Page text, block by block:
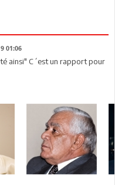
01:06
ainsi" C´est un rapport pour